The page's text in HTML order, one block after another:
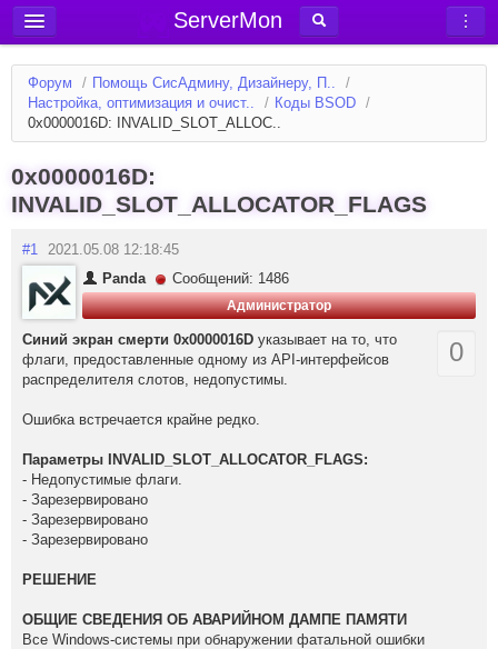
ServerMon
Добавить сервер
Мониторинг серверов
Блог
Статьи
Форум
Вход в аккаунт
Форум / Помощь СисАдмину, Дизайнеру, П..
/
Настройка, оптимизация и очист..
/ Коды BSOD /
0x0000016D: INVALID_SLOT_ALLOC..
0x0000016D:
INVALID_SLOT_ALLOCATOR_FLAGS
#1 2021.05.08 12:18:45
Panda
Сообщений: 1486
Администратор
0
Синий экран смерти 0x0000016D указывает на то, что
флаги, предоставленные одному из API-интерфейсов
распределителя слотов, недопустимы.
Ошибка встречается крайне редко.
Параметры INVALID_SLOT_ALLOCATOR_FLAGS:
- Недопустимые флаги.
- Зарезервировано
- Зарезервировано
- Зарезервировано
РЕШЕНИЕ
ОБЩИЕ СВЕДЕНИЯ ОБ АВАРИЙНОМ ДАМПЕ ПАМЯТИ
Все Windows-системы при обнаружении фатальной ошибки